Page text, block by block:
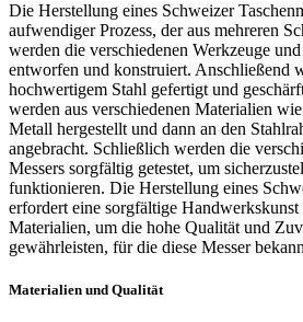
Die Herstellung eines Schweizer
aufwendiger Prozess, der aus mehreren
werden die verschiedenen Werkzeuge
entworfen und konstruiert. Anschließend
hochwertigem Stahl gefertigt und
werden aus verschiedenen Materialien
Metall hergestellt und dann an den
angebracht. Schließlich werden die
Messers sorgfältig getestet, um
funktionieren. Die Herstellung eines
erfordert eine sorgfältige
Materialien, um die hohe Qualität und
gewährleisten, für die diese Messer
Materialien und Qualität